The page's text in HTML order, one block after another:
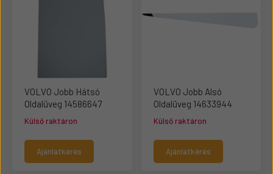
VOLVO Jobb Hátsó
Oldalüveg 14586647
Külső raktáron
Ajánlatkérés
VOLVO Jobb Alsó
Oldalüveg 14633944
Külső raktáron
Ajánlatkérés